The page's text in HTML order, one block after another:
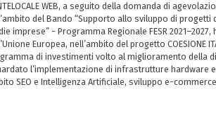
WEB, a seguito della domanda di
del Bando “Supporto allo sviluppo di
imprese” - Programma Regionale FESR
Europea, nell’ambito del progetto COESIONE
di investimenti volto al miglioramento della
l’implementazione di infrastrutture hardware
SEO e Intelligenza Artificiale, sviluppo e-